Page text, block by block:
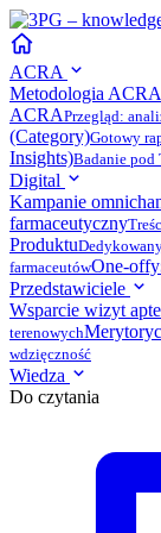
ACRA
Metodologia ACRA
ACRAPrzegląd:
(Category)Gotowy
Insights)Badanie pod
Digital
Kampanie
farmaceutyczny
Produktu
farmaceutówOne-offy
Przedstawiciele
Wsparcie wizyt
terenowych
wdzięczność
Wiedza
Do czytania